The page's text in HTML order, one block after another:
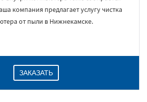
компания предлагает услугу чистка
от пыли в Нижнекамске.
ЗАКАЗАТЬ